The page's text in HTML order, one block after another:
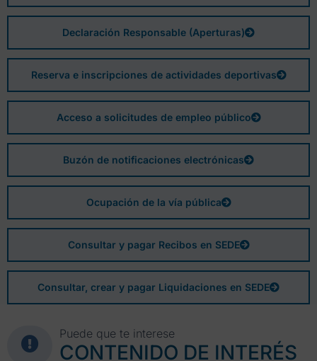
Declaración Responsable (Aperturas)
Reserva e inscripciones de actividades deportivas
Acceso a solicitudes de empleo público
Buzón de notificaciones electrónicas
Ocupación de la vía pública
Consultar y pagar Recibos en SEDE
Consultar, crear y pagar Liquidaciones en SEDE
Puede que te interese
CONTENIDO DE INTERÉS